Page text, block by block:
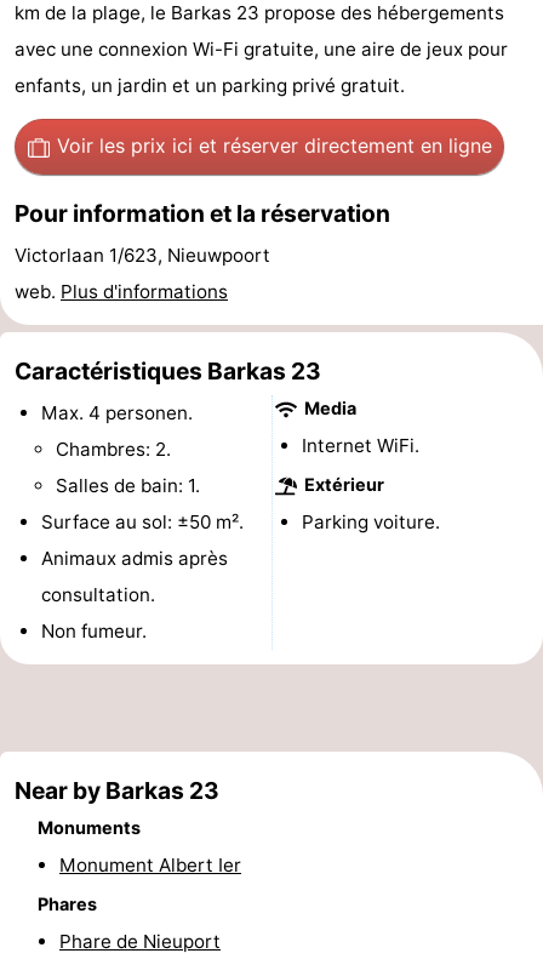
Westende
Chaumières
-
Nieuwpoort
-
aan
zee
Westende
Hôtels
Last
minutes
Plages
Voir
faire
d'intérêt
-
Monuments
-
vue
Fermes
-
Aires
km de la plage, le Barkas 23 propose des hébergements
avec une connexion Wi-Fi gratuite, une aire de jeux pour
enfants, un jardin et un parking privé gratuit.
Voir les prix ici et réserver directement en ligne
Pour information et la réservation
Victorlaan 1/623, Nieuwpoort
web. Plus d'informations
Caractéristiques Barkas 23
Max. 4 personen.
Chambres: 2.
Salles de bain: 1.
Surface au sol: ±50 m².
Animaux admis après
consultation.
Non fumeur.
Media
Internet WiFi.
Extérieur
Parking voiture.
Near by Barkas 23
Monuments
Monument Albert Ier
Phares
Phare de Nieuport